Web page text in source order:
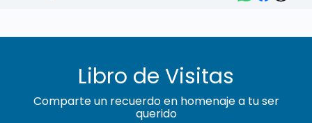
Libro de Visitas
Comparte un recuerdo en homenaje a tu ser
querido